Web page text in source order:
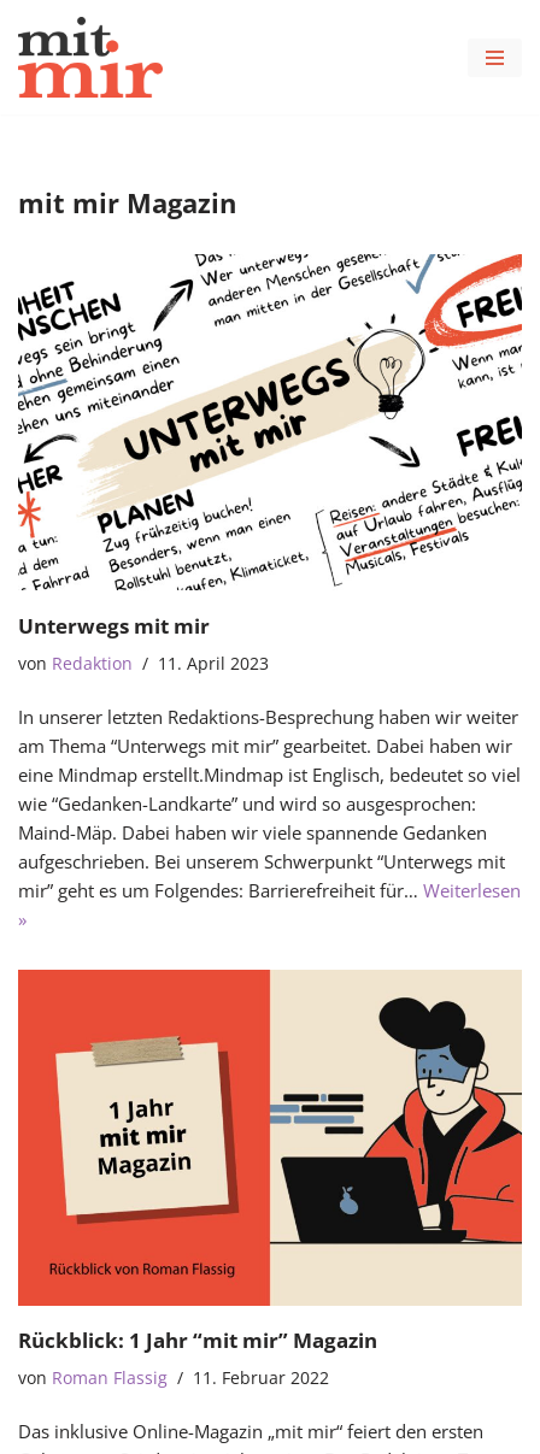
Zum
Inhalt
mit mir Magazin
Unterwegs mit mir
von Redaktion 11. April 2023
In unserer letzten Redaktions-Besprechung haben wir weiter
am Thema “Unterwegs mit mir” gearbeitet. Dabei haben wir
eine Mindmap erstellt.Mindmap ist Englisch, bedeutet so viel
wie “Gedanken-Landkarte” und wird so ausgesprochen:
Maind-Mäp. Dabei haben wir viele spannende Gedanken
aufgeschrieben. Bei unserem Schwerpunkt “Unterwegs mit
mir” geht es um Folgendes: Barrierefreiheit für… Weiterlesen
»
Rückblick: 1 Jahr “mit mir” Magazin
von Roman Flassig 11. Februar 2022
Das inklusive Online-Magazin „mit mir“ feiert den ersten